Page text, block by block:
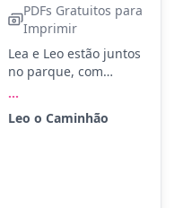
PDFs Gratuitos para
Imprimir
Lea e Leo estão juntos
no parque, com
Lea de rosa e Leo de
...
Leo o Caminhão